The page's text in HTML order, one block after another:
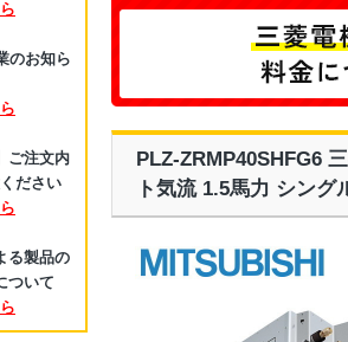
PLZ-ZRMP40SHFG6
ト気流 1.5馬力 シン
のお知ら
ご注文内
ださい
る製品の
ついて